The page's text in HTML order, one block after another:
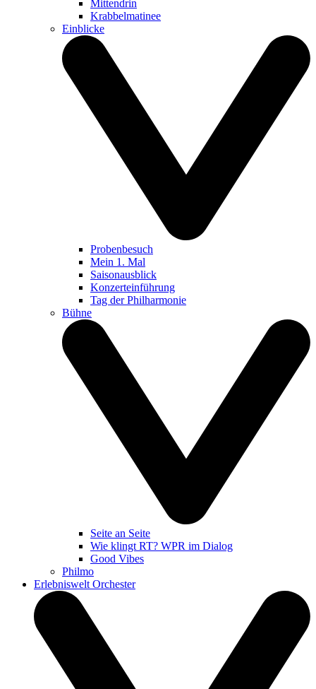
Mittendrin
Krabbelmatinee
Einblicke
Probenbesuch
Mein 1. Mal
Saisonausblick
Konzerteinführung
Tag der Philharmonie
Bühne
Seite an Seite
Wie klingt RT? WPR im Dialog
Good Vibes
Philmo
Erlebniswelt Orchester